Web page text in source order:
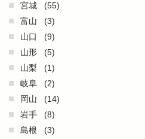
宮城
(55)
富山
(3)
山口
(9)
山形
(5)
山梨
(1)
岐阜
(2)
岡山
(14)
岩手
(8)
島根
(3)